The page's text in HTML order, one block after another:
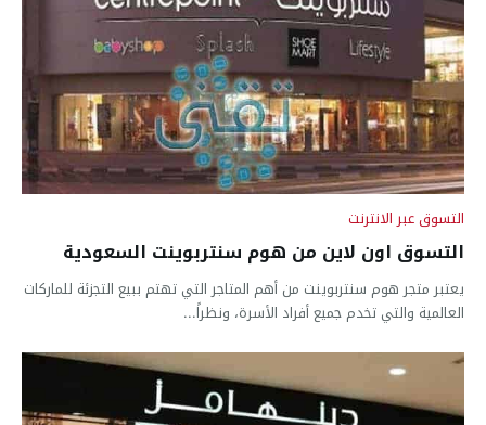
التسوق عبر الانترنت
التسوق اون لاين من هوم سنتربوينت السعودية
يعتبر متجر هوم سنتربوينت من أهم المتاجر التي تهتم ببيع التجزئة للماركات
العالمية والتي تخدم جميع أفراد الأسرة، ونظراً...